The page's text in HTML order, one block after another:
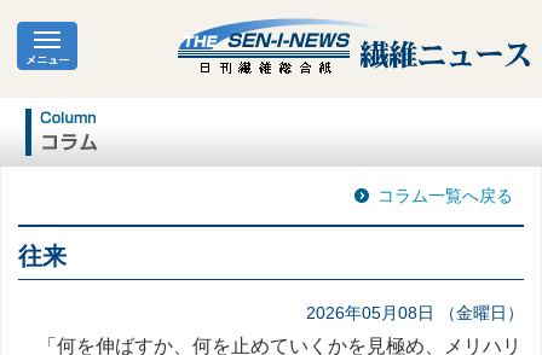
コラム一覧へ戻る
往来
2026年05月08日 （金曜日）
「何を伸ばすか、何を止めていくかを見極め、メリハリ